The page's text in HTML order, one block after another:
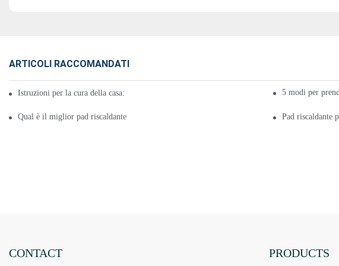
ARTICOLI RACCOMANDATI
Istruzioni per la cura della casa: utilizzo di un cuscinetto riscaldante 5 modi per
Qual è il miglior pad riscaldante per tutto il corpo per te? - Recensioni di cuscinetti riscaldanti
Pad riscaldante
CONTACT PRODUCTS